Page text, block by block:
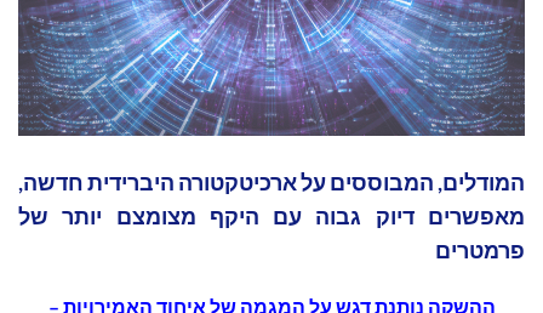
המודלים, המבוססים על ארכיטקטורה היברידית חדשה,
מאפשרים דיוק גבוה עם היקף מצומצם יותר של
פרמטרים
ההשקה נותנת דגש על המגמה של איחוד האמירויות –